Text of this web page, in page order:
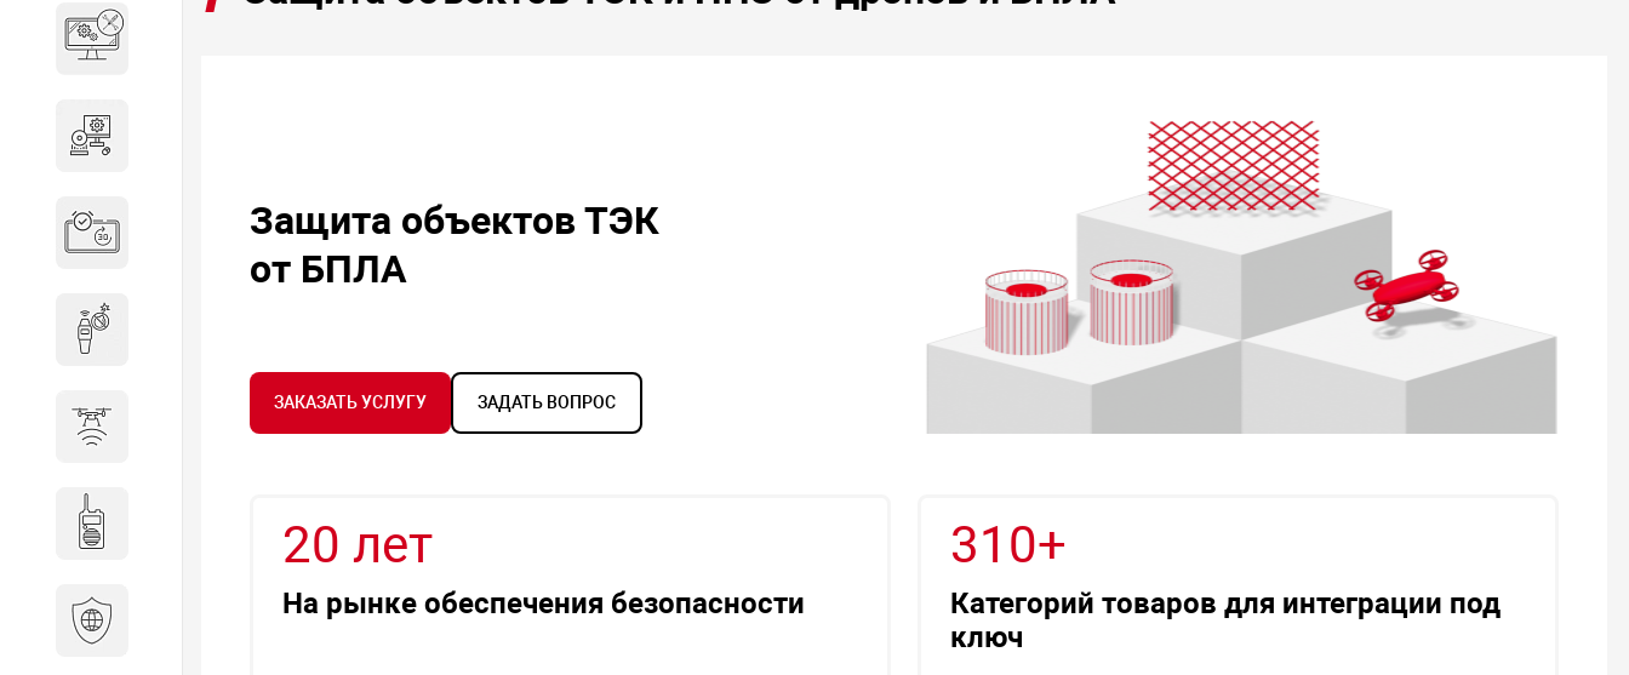
Комплектующие для
Система бронирования
Защита от БПЛА
Кибербезопасность
Защита объектов ТЭК
от БПЛА
ЗАКАЗАТЬ УСЛУГУ ЗАДАТЬ ВОПРОС
20 лет
На рынке обеспечения безопасности
310+
Категорий товаров для интеграции под
ключ